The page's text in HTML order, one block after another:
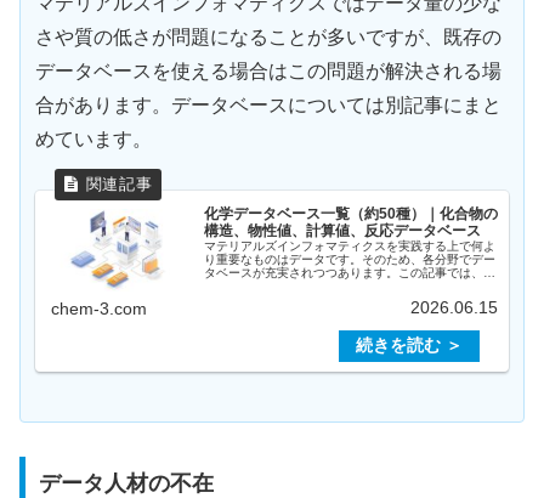
さや質の低さが問題になることが多いですが、既存の
データベースを使える場合はこの問題が解決される場
合があります。データベースについては別記事にまと
めています。
化学データベース一覧（約50種）｜化合物の
構造、物性値、計算値、反応データベース
マテリアルズインフォマティクスを実践する上で何よ
り重要なものはデータです。そのため、各分野でデー
タベースが充実されつつあります。この記事では、代
フォマティクスのためのデータベースは４種類に分
chem-3.com 2026.06.15
データ人材の不在